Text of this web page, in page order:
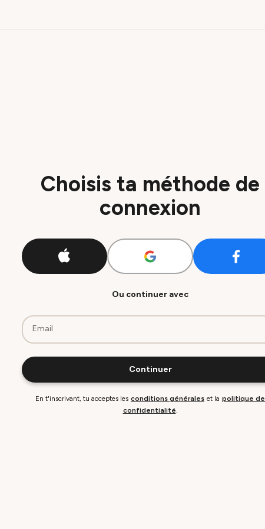
Choisis ta méthode de
connexion
Ou continuer avec
Email
Continuer
En t'inscrivant, tu acceptes les conditions générales et la politique de
confidentialité